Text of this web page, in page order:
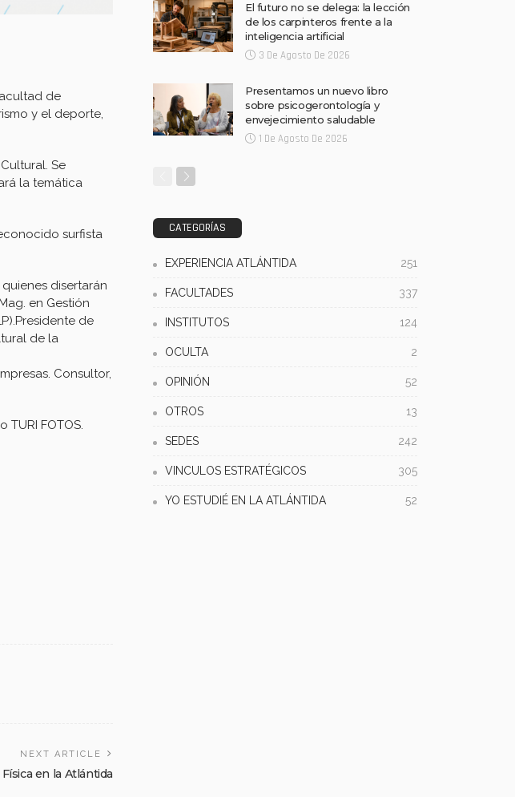
de
y el deporte,
Se
la temática
surfista
disertarán
en Gestión
de
de la
Consultor,
FOTOS.
NEXT ARTICLE
en la Atlántida
El futuro no se delega: la lección
de los carpinteros frente a la
inteligencia artificial
3 De Agosto De 2026
Presentamos un nuevo libro
sobre psicogerontología y
envejecimiento saludable
1 De Agosto De 2026
CATEGORÍAS
EXPERIENCIA ATLÁNTIDA 251
FACULTADES 337
INSTITUTOS 124
OCULTA 2
OPINIÓN 52
OTROS 13
SEDES 242
VINCULOS ESTRATÉGICOS 305
YO ESTUDIÉ EN LA ATLÁNTIDA 52